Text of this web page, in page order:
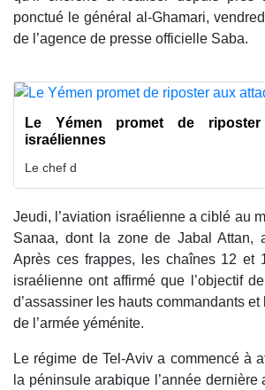
ponctué le général al-Ghamari,
de l’agence de presse officielle Saba.
Le Yémen promet de
israéliennes
Le chef d
Jeudi, l’aviation israélienne a ciblé au
Sanaa, dont la zone de Jabal Attan,
Après ces frappes, les chaînes 12 et
israélienne ont affirmé que l’objectif
d’assassiner les hauts commandants et
de l’armée yéménite.
Le régime de Tel-Aviv a commencé à
la péninsule arabique l’année dernière